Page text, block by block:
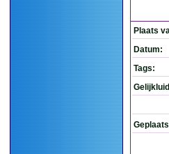
Plaats
Datum:
Tags: